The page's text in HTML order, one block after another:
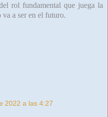
rol fundamental que juega la
va a ser en el futuro.
2022 a las 4:27